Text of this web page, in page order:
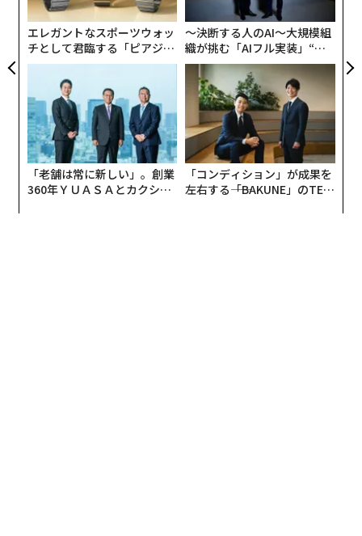
エレガントなスポーツウォッ
チとして君臨する「ピアジ
ェ」ポロの魅力
〜決断する人のAI〜大規模組
織が挑む「AIフル実装」“使
う”企業から“動く”企業へ【N
TTドコモビジネス×PwC】
「老舗は常に新しい」。創業
360年ＹＵＡＳＡとカクシン
「コンディション」が成果を
左右する――「BAKUNE」のTEN